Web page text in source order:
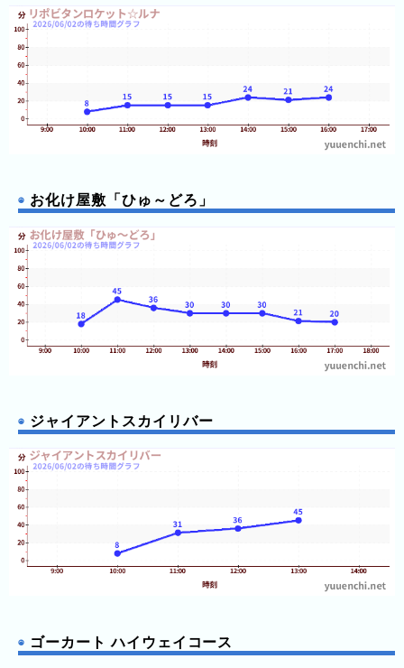
キ
ン
時
間
グ
こ
れ
ま
で
直
近
３
日
日
前
お化け屋敷「ひゅ～どろ」
ジャイアントスカイリバー
ゴーカート ハイウェイコース